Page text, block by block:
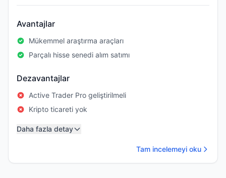
Avantajlar
Mükemmel araştırma araçları
Parçalı hisse senedi alım satımı
Dezavantajlar
Active Trader Pro geliştirilmeli
Kripto ticareti yok
Daha fazla detay
Tam incelemeyi oku